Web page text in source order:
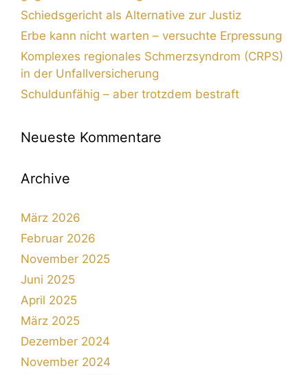
Schiedsgericht als Alternative zur Justiz
Erbe kann nicht warten – versuchte Erpressung
Komplexes regionales Schmerzsyndrom (CRPS)
in der Unfallversicherung
Schuldunfähig – aber trotzdem bestraft
Neueste Kommentare
Archive
März 2026
Februar 2026
November 2025
Juni 2025
April 2025
März 2025
Dezember 2024
November 2024